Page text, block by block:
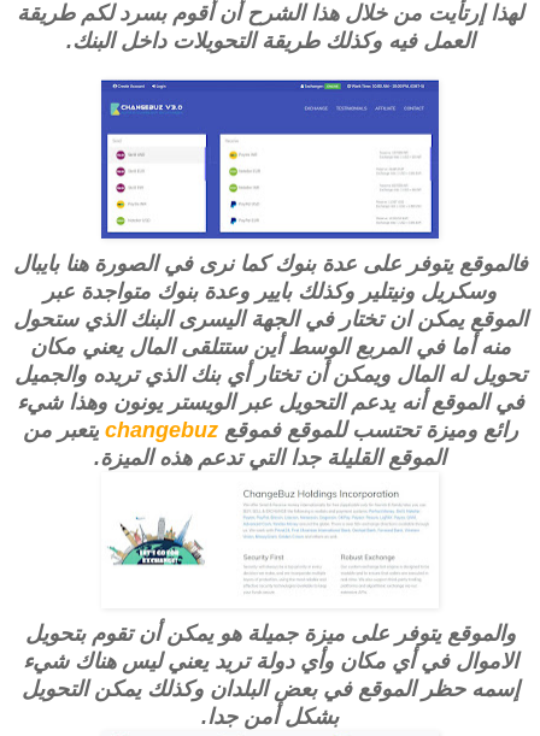
لهذا إرتأيت من خلال هذا الشرح أن أقوم بسرد لكم طريقة
العمل فيه وكذلك طريقة التحويلات داخل البنك.
فالموقع يتوفر على عدة بنوك كما نرى في الصورة هنا بايبال
وسكريل ونيتلير وكذلك بايير وعدة بنوك متواجدة عبر
الموقع يمكن ان تختار في الجهة اليسرى البنك الذي ستحول
منه أما في المربع الوسط أين ستتلقى المال يعني مكان
تحويل له المال ويمكن أن تختار أي بنك الذي تريده والجميل
في الموقع أنه يدعم التحويل عبر الويستر يونون وهذا شيء
رائع وميزة تحتسب للموقع فموقع changebuz يتعبر من
الموقع القليلة جدا التي تدعم هذه الميزة.
والموقع يتوفر على ميزة جميلة هو يمكن أن تقوم بتحويل
الاموال في أي مكان وأي دولة تريد يعني ليس هناك شيء
إسمه حظر الموقع في بعض البلدان وكذلك يمكن التحويل
بشكل أمن جدا.